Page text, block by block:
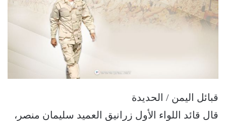
قبائل اليمن / الحديدة
قال قائد اللواء الأول زرانيق العميد سليمان منصر،